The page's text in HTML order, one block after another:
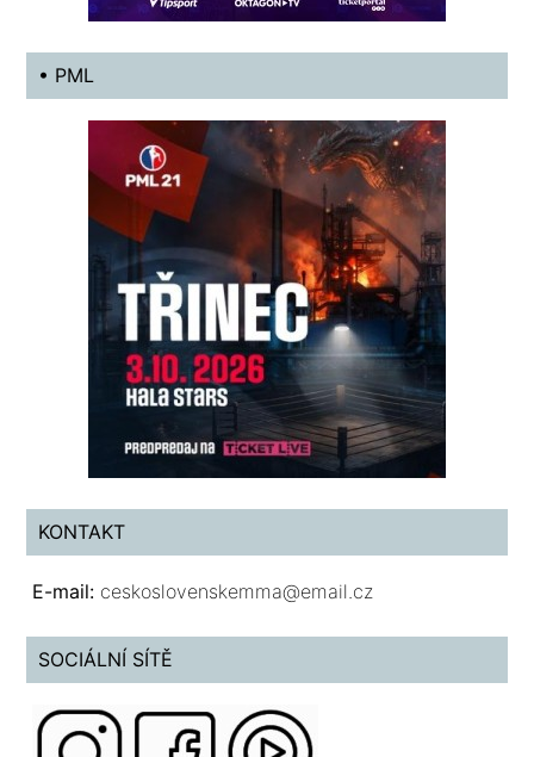
• PML
KONTAKT
E-mail: ceskoslovenskemma@email.cz
SOCIÁLNÍ SÍTĚ